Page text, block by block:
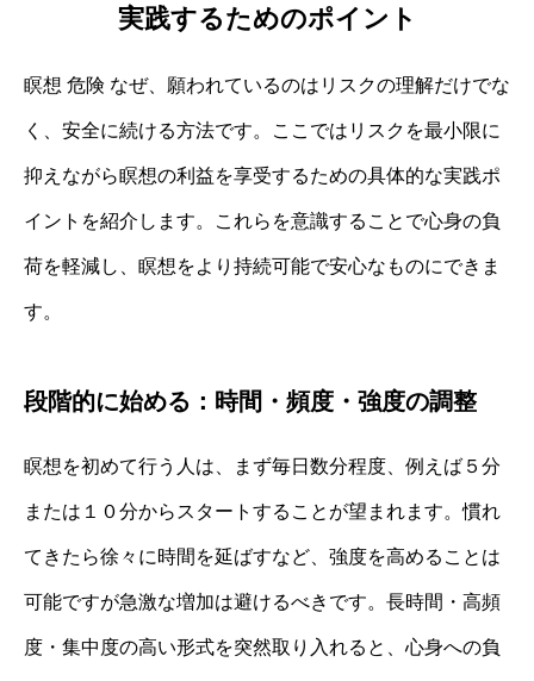
実践するためのポイント
瞑想 危険 なぜ、願われているのはリスクの理解だけでな
く、安全に続ける方法です。ここではリスクを最小限に
抑えながら瞑想の利益を享受するための具体的な実践ポ
イントを紹介します。これらを意識することで心身の負
荷を軽減し、瞑想をより持続可能で安心なものにできま
す。
段階的に始める：時間・頻度・強度の調整
瞑想を初めて行う人は、まず毎日数分程度、例えば５分
または１０分からスタートすることが望まれます。慣れ
てきたら徐々に時間を延ばすなど、強度を高めることは
可能ですが急激な増加は避けるべきです。長時間・高頻
度・集中度の高い形式を突然取り入れると、心身への負